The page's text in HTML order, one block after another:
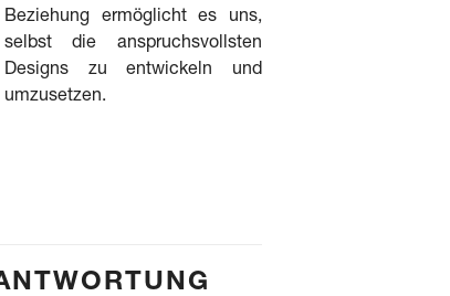
Beziehung ermöglicht es uns,
selbst die anspruchsvollsten
Designs zu entwickeln und
umzusetzen.